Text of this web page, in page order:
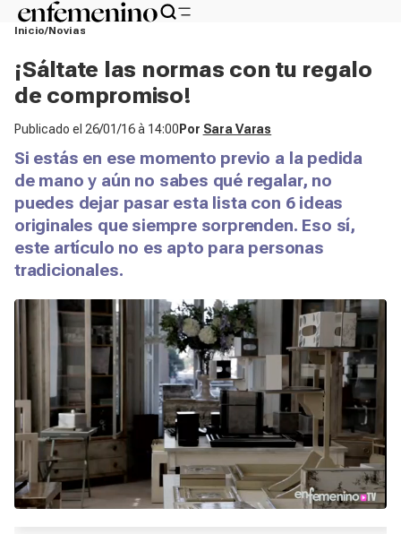
Inicio Novias
¡Sáltate las normas con tu regalo
de compromiso!
Publicado el 26/01/16 à 14:00 Por Sara Varas
Si estás en ese momento previo a la pedida
de mano y aún no sabes qué regalar, no
puedes dejar pasar esta lista con 6 ideas
originales que siempre sorprenden. Eso sí,
este artículo no es apto para personas
tradicionales. ​